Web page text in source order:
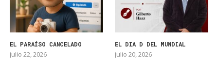
EL PARAÍSO CANCELADO
julio 22, 2026
EL DIA D DEL MUNDIAL
julio 20, 2026